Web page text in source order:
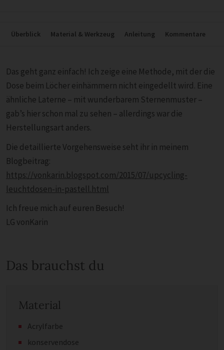
Überblick Material & Werkzeug Anleitung Kommentare
Das geht ganz einfach! Ich zeige eine Methode, mit der die
Dose beim Löcher einhämmern nicht eingedellt wird. Eine
ähnliche Laterne – mit wunderbarem Sternenmuster –
gab’s hier schon mal zu sehen – allerdings war die
Herstellungsart anders.
Die detaillierte Vorgehensweise seht ihr in meinem
Blogbeitrag:
https://vonkarin.blogspot.com/2015/07/upcycling-
leuchtdosen-in-pastell.html
Ich freue mich auf euren Besuch!
LG vonKarin
Das brauchst du
Material
Acrylfarbe
konservendose